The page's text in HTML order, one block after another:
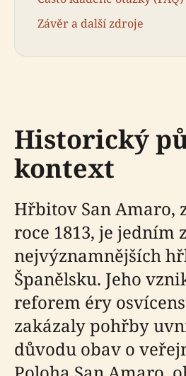
Závěr a další zdroje
Historický
kontext
Hřbitov San Amaro,
roce 1813, je jedním
nejvýznamnějších
Španělsku. Jeho
reforem éry
zakázaly pohřby
důvodu obav o